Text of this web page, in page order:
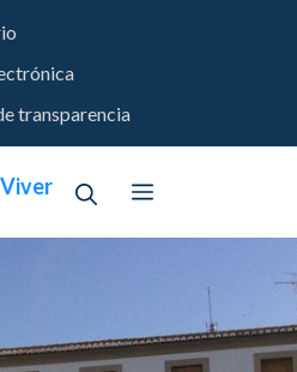
transparencia
Menú